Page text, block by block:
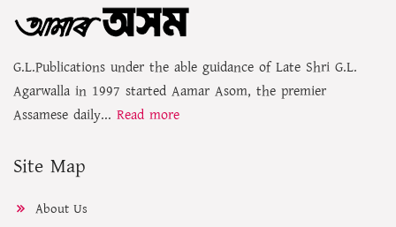
G.L.Publications under the able guidance of Late Shri G.L.
Agarwalla in 1997 started Aamar Asom, the premier
Assamese daily... Read more
Site Map
About Us